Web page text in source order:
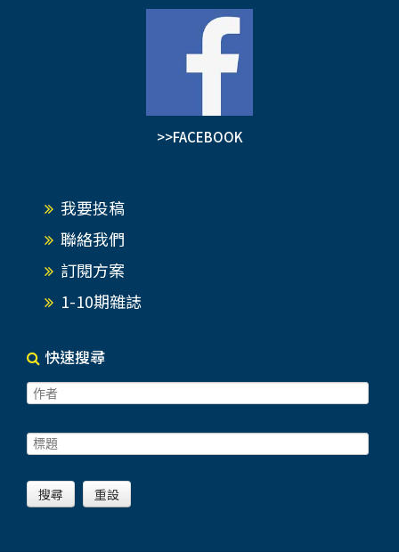
>>FACEBOOK
我要投稿
聯絡我們
訂閱方案
1-10期雜誌
快速搜尋